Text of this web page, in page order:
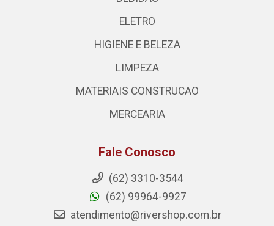
ELETRO
HIGIENE E BELEZA
LIMPEZA
MATERIAIS CONSTRUCAO
MERCEARIA
Fale Conosco
(62) 3310-3544
(62) 99964-9927
atendimento@rivershop.com.br